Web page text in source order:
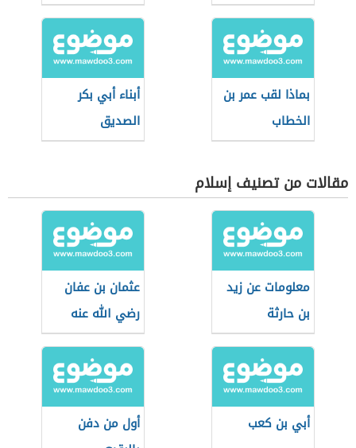
بماذا لقب عمر بن
الخطاب
أبناء أبي بكر
الصديق
مقالات من تصنيف إسلام
معلومات عن زيد
بن حارثة
عثمان بن عفان
رضي الله عنه
أبي بن كعب
أول من دفن